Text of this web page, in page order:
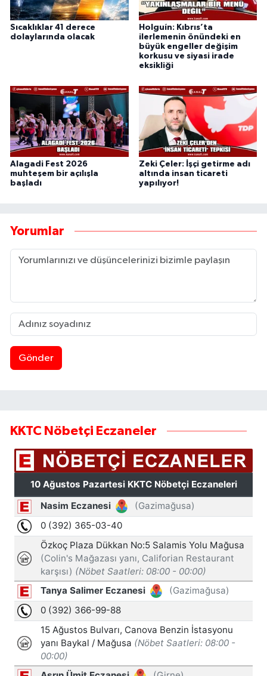
Sıcaklıklar 41 derece
dolaylarında olacak
Holguín: Kıbrıs’ta
ilerlemenin önündeki en
büyük engeller değişim
korkusu ve siyasi irade
eksikliği
Alagadi Fest 2026
muhteşem bir açılışla
başladı
Zeki Çeler: İşçi getirme adı
altında insan ticareti
yapılıyor!
Yorumlar
Gönder
KKTC Nöbetçi Eczaneler